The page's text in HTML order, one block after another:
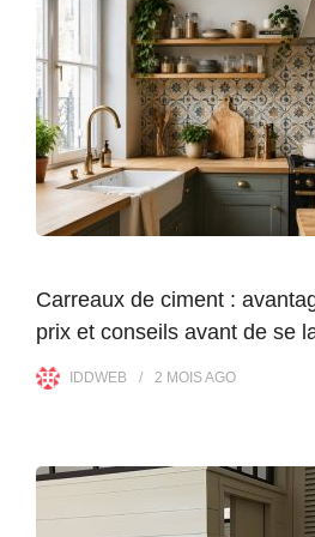
Carreaux de ciment :
prix et conseils avant de se
IDDWEB 2 MOISAGO